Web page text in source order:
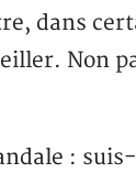
dans
Non
: